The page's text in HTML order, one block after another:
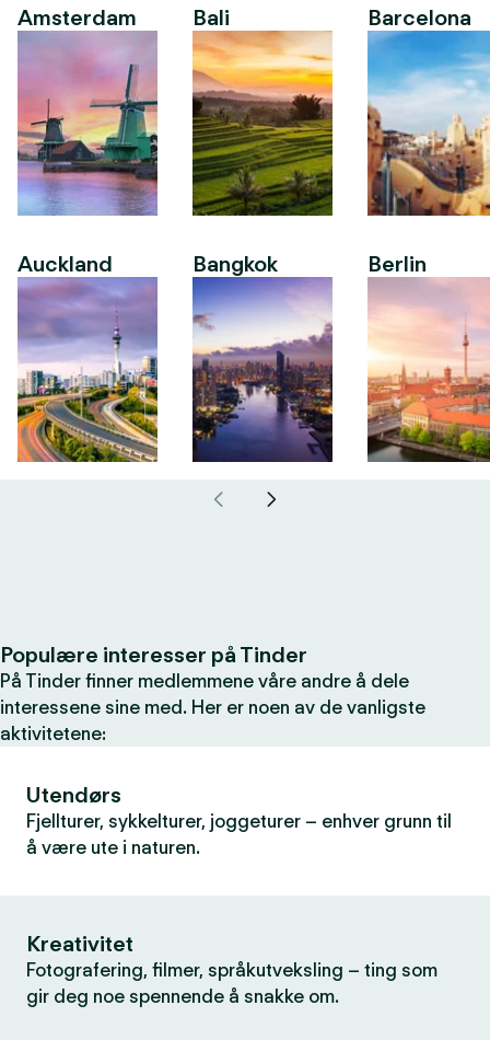
Amsterdam
Auckland
Bali
Bangkok
Barcelona
Berlin
Populære interesser på Tinder
På Tinder finner medlemmene våre andre å dele
interessene sine med. Her er noen av de vanligste
aktivitetene:
Utendørs
Fjellturer, sykkelturer, joggeturer – enhver grunn til
å være ute i naturen.
Kreativitet
Fotografering, filmer, språkutveksling – ting som
gir deg noe spennende å snakke om.